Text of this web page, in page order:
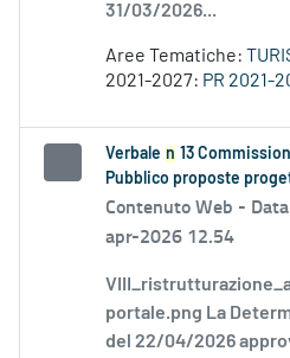
31/03/2026...
Aree Tematiche:
2021-2027: PR 2021-
Verbale n 13
Pubblico proposte
Contenuto Web -
apr-2026 12.54
portale.png La
del 22/04/2026